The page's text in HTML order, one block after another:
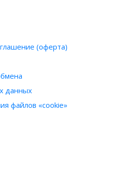
(оферта)
данных
файлов «cookie»